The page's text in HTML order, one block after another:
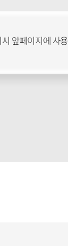
앞페이지에 사